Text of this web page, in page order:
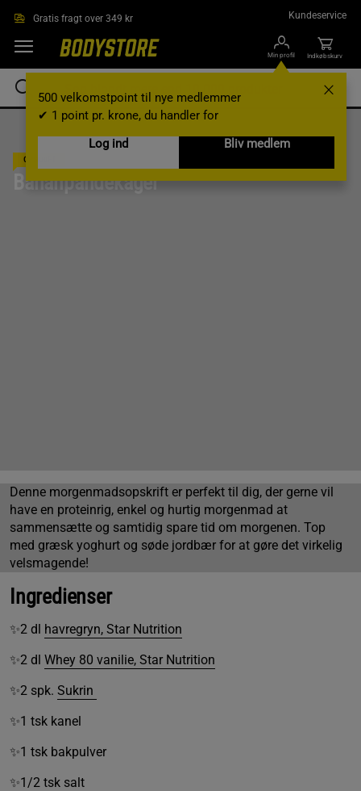
Gratis fragt over 349 kr Kundeservice
Min profil
500 velkomstpoint til nye medlemmer
✔ 1 point pr. krone, du handler for
Log ind
Bliv medlem
Indkøbskurv
OPSKRIFT
Bananpandekager
Denne morgenmadsopskrift er perfekt til dig, der gerne vil
have en proteinrig, enkel og hurtig morgenmad at
sammensætte og samtidig spare tid om morgenen. Top
med græsk yoghurt og søde jordbær for at gøre det virkelig
velsmagende!
Ingredienser
✨2 dl havregryn, Star Nutrition
✨2 dl Whey 80 vanilie, Star Nutrition
✨2 spk. Sukrin
✨1 tsk kanel
✨1 tsk bakpulver
✨1/2 tsk salt